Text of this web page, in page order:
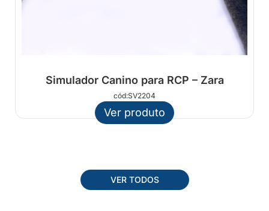
Simulador Canino para RCP – Zara
cód:SV2204
Ver produto
VER TODOS